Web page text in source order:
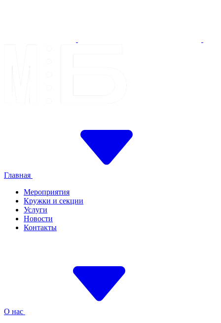
Главная
Мероприятия
Кружки и секции
Услуги
Новости
Контакты
О нас